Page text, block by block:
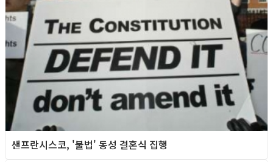
샌프란시스코, '불법' 동성 결혼식 집행